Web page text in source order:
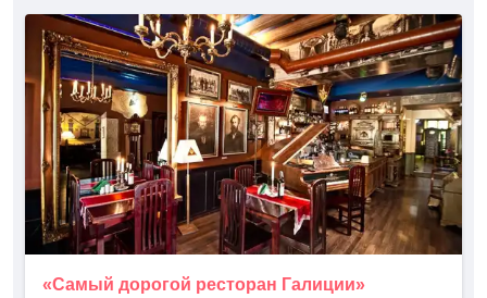
«Самый дорогой ресторан Галиции»